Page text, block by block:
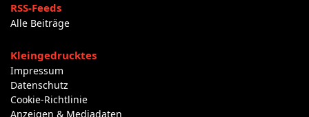
RSS-Feeds
Alle Beiträge
Kleingedrucktes
Impressum
Datenschutz
Cookie-Richtlinie
Anzeigen & Mediadaten